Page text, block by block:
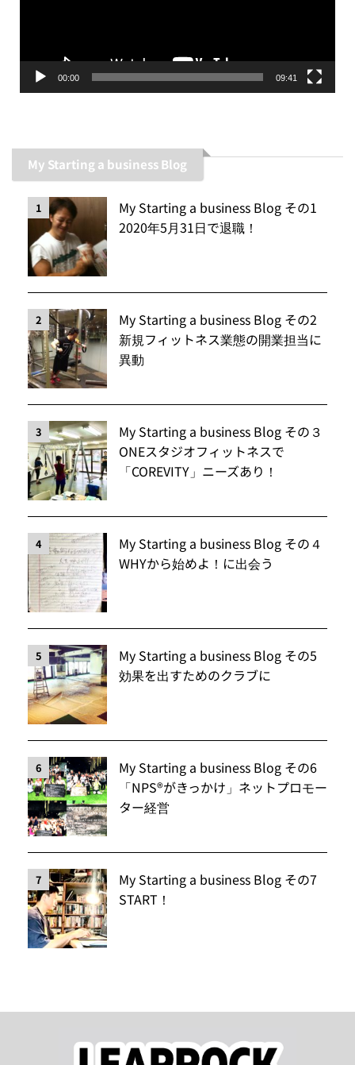
00:00 09:41
My Starting a business Blog
1
My Starting a business Blog その1
2020年5月31日で退職！
2
My Starting a business Blog その2
新規フィットネス業態の開業担当に
異動
3
My Starting a business Blog その３
ONEスタジオフィットネスで
「COREVITY」ニーズあり！
4
My Starting a business Blog その４
WHYから始めよ！に出会う
5
My Starting a business Blog その5
効果を出すためのクラブに
6
My Starting a business Blog その6
「NPS®️がきっかけ」ネットプロモー
ター経営
7
My Starting a business Blog その7
START！